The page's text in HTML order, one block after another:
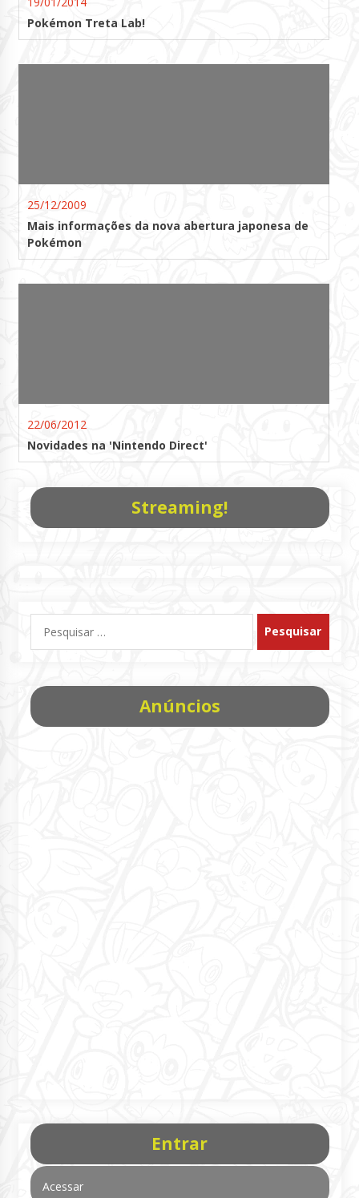
Pokémon Treta Lab!
25/12/2009
Mais informações da nova abertura japonesa de
Pokémon
22/06/2012
Novidades na 'Nintendo Direct'
Streaming!
por:
Anúncios
Entrar
Acessar